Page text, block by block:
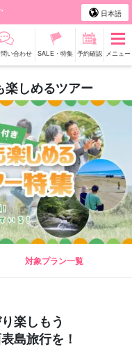
日本語
い合わせ SALE・特集 予約確認 メニュー
楽しめるツアー
対象プラン一覧
楽しもう
島旅行を！